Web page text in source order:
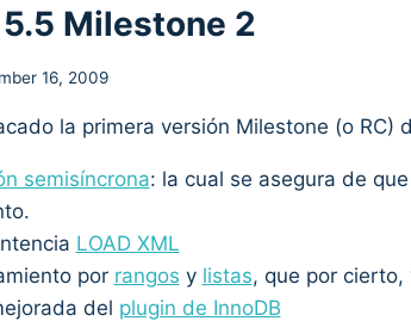
Milestone 2
16, 2009
la primera versión Milestone (o
semisíncrona: la cual se asegura de
LOAD XML
por rangos y listas, que por cierto,
del plugin de InnoDB